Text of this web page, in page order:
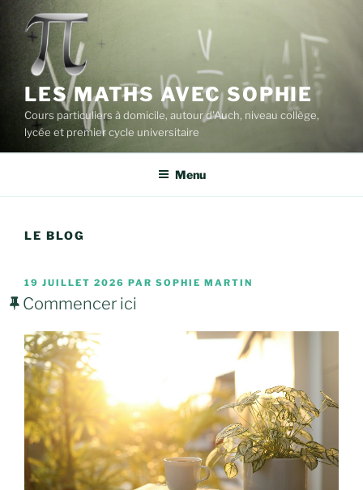
contenu
principal
LES MATHS AVEC SOPHIE
Cours particuliers à domicile, autour d'Auch, niveau collège,
lycée et premier cycle universitaire
Menu
LE BLOG
PUBLIÉ
LE
19 JUILLET 2026 PAR SOPHIE MARTIN
Commencer ici